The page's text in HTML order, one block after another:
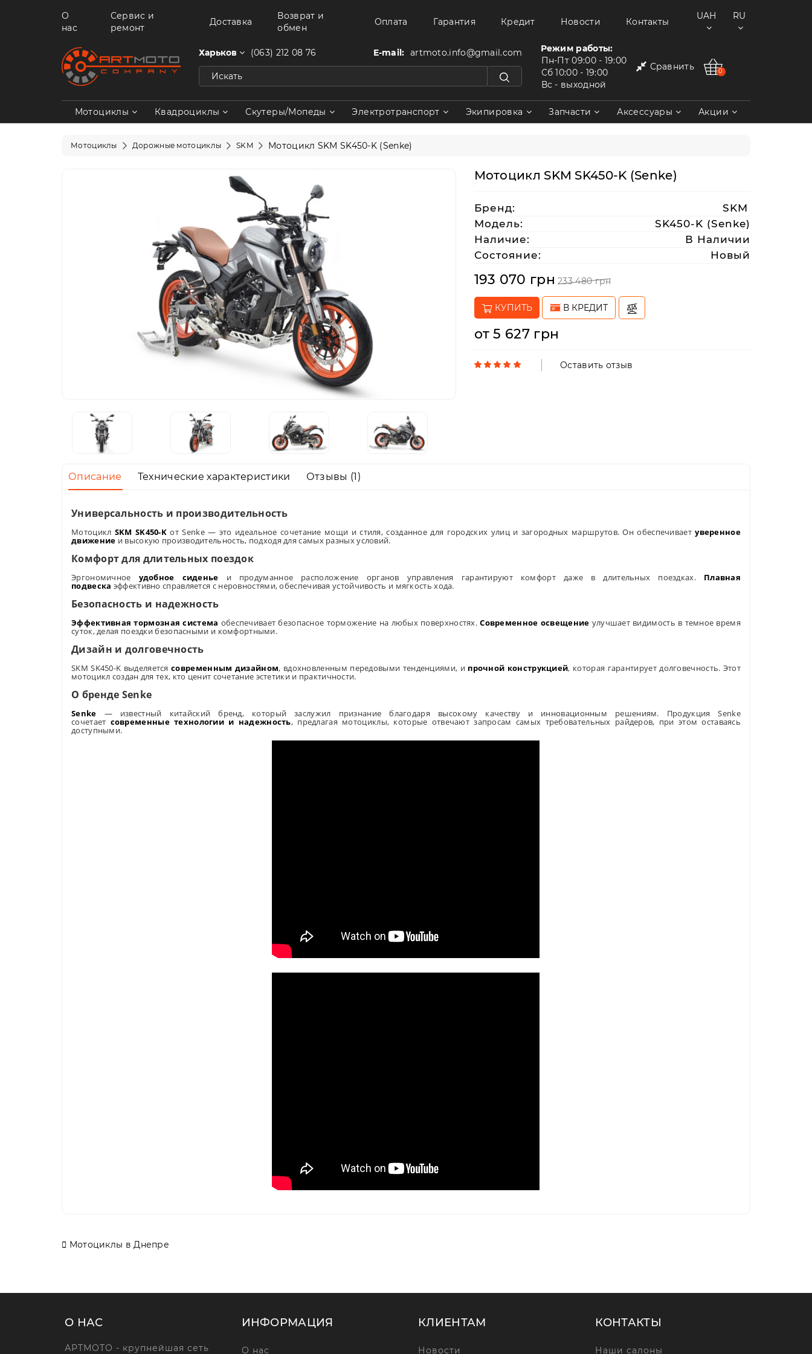
О
нас
Сервис и
ремонт
Доставка
Возврат и
обмен
Оплата Гарантия Кредит Новости Контакты
UAH RU
Харьков (063) 212 08 76 E-mail: artmoto.info@gmail.com
Режим работы:
Пн-Пт 09:00 - 19:00
Сб 10:00 - 19:00
Вс - выходной
Сравнить 0
Мотоциклы Квадроциклы Скутеры/Мопеды Электротранспорт Экипировка Запчасти Аксессуары Акции
Мотоциклы Дорожные мотоциклы SKM Мотоцикл SKM SK450-K (Senke)
Мотоцикл SKM SK450-K (Senke)
Бренд:
SKM
Модель:
SK450-K (Senke)
Наличие:
В Наличии
Состояние:
Новый
193 070 грн 233 480 грн
КУПИТЬ В КРЕДИТ
от 5 627 грн
Оставить отзыв
Описание Технические характеристики Отзывы (1)
Универсальность и производительность
Мотоцикл SKM SK450-K от Senke — это идеальное сочетание мощи и стиля, созданное для городских улиц и загородных маршрутов. Он обеспечиваетуверенное
движение и высокую производительность, подходя для самых разных условий.
Комфорт для длительных поездок
Эргономичное удобное сиденье и продуманное расположение органов управления гарантируют комфорт даже в длительных поездках. Плавная
подвеска эффективно справляется с неровностями, обеспечивая устойчивость и мягкость хода.
Безопасность и надежность
Эффективная тормозная система обеспечивает безопасное торможение на любых поверхностях.Современное освещение улучшает видимость в темное время
суток, делая поездки безопасными и комфортными.
Дизайн и долговечность
SKM SK450-K выделяетсясовременным дизайном, вдохновленным передовыми тенденциями, и прочной конструкцией, которая гарантирует долговечность. Этот
мотоцикл создан для тех, кто ценит сочетание эстетики и практичности.
О бренде Senke
Senke — известный китайский бренд, который заслужил признание благодаря высокому качеству и инновационным решениям. Продукция Senke
сочетает современные технологии и надежность, предлагая мотоциклы, которые отвечают запросам самых требовательных райдеров, при этом оставаясь
доступными.
Мотоциклы в Днепре
О НАС
АРТМОТО - крупнейшая сеть
ИНФОРМАЦИЯ
О нас
КЛИЕНТАМ
Новости
КОНТАКТЫ
Наши салоны